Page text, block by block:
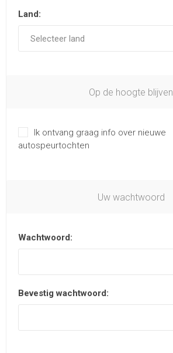
Land:
Op de hoogte blijven
Ik ontvang graag info over nieuwe
autospeurtochten
Uw wachtwoord
Wachtwoord:
Bevestig wachtwoord: